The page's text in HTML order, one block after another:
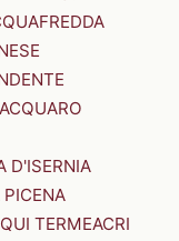
ACQUARO
D'ISERNIA
PICENA
TERMEACRI